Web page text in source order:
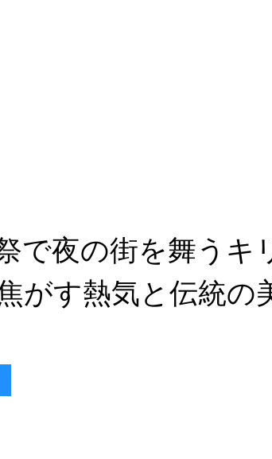
で夜の街を舞うキ
がす熱気と伝統の